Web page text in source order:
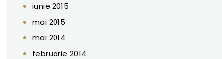
iunie 2015
mai 2015
mai 2014
februarie 2014